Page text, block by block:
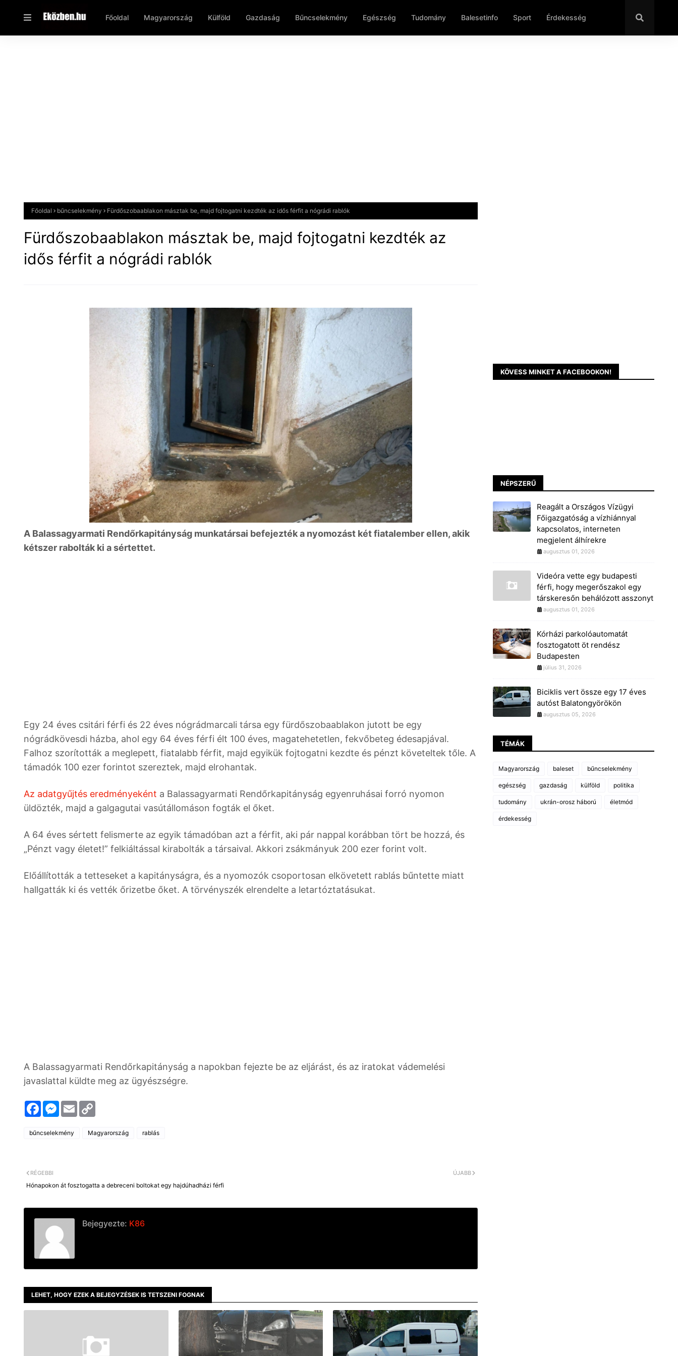
Főoldal Magyarország Külföld Gazdaság Bűncselekmény Egészség Tudomány Balesetinfo Sport Érdekesség
Főoldal bűncselekmény Fürdőszobaablakon másztak be, majd fojtogatni kezdték az idős férfit a nógrádi rablók
Fürdőszobaablakon másztak be, majd fojtogatni kezdték az
idős férfit a nógrádi rablók
A Balassagyarmati Rendőrkapitányság munkatársai befejezték a nyomozást két fiatalember ellen, akik
kétszer rabolták ki a sértettet.
Egy 24 éves csitári férfi és 22 éves nógrádmarcali társa egy fürdőszobaablakon jutott be egy
nógrádkövesdi házba, ahol egy 64 éves férfi élt 100 éves, magatehetetlen, fekvőbeteg édesapjával.
Falhoz szorították a meglepett, fiatalabb férfit, majd egyikük fojtogatni kezdte és pénzt követeltek tőle. A
támadók 100 ezer forintot szereztek, majd elrohantak.
Az adatgyűjtés eredményeként a Balassagyarmati Rendőrkapitányság egyenruhásai forró nyomon
üldözték, majd a galgagutai vasútállomáson fogták el őket.
A 64 éves sértett felismerte az egyik támadóban azt a férfit, aki pár nappal korábban tört be hozzá, és
„Pénzt vagy életet!” felkiáltással kirabolták a társaival. Akkori zsákmányuk 200 ezer forint volt.
Előállították a tetteseket a kapitányságra, és a nyomozók csoportosan elkövetett rablás bűntette miatt
hallgatták ki és vették őrizetbe őket. A törvényszék elrendelte a letartóztatásukat.
A Balassagyarmati Rendőrkapitányság a napokban fejezte be az eljárást, és az iratokat vádemelési
javaslattal küldte meg az ügyészségre.
F
a
e
b
M
e
s
e
E
m
y
L
bűncselekmény Magyarország rablás
ÚJABB
RÉGEBBI
Hónapokon át fosztogatta a debreceni boltokat egy hajdúhadházi férfi
Bejegyezte: K86
LEHET, HOGY EZEK A BEJEGYZÉSEK IS TETSZENI FOGNAK
KÖVESS MINKET A FACEBOOKON!
NÉPSZERŰ
Reagált a Országos Vízügyi
Főigazgatóság a vízhiánnyal
kapcsolatos, interneten
megjelent álhírekre
augusztus 01, 2026
Videóra vette egy budapesti
férfi, hogy megerőszakol egy
társkeresőn behálózott asszonyt
augusztus 01, 2026
Kórházi parkolóautomatát
fosztogatott öt rendész
Budapesten
július 31, 2026
Biciklis vert össze egy 17 éves
autóst Balatongyörökön
augusztus 05, 2026
TÉMÁK
Magyarország baleset bűncselekmény
egészség gazdaság külföld politika
tudomány ukrán-orosz háború életmód
érdekesség